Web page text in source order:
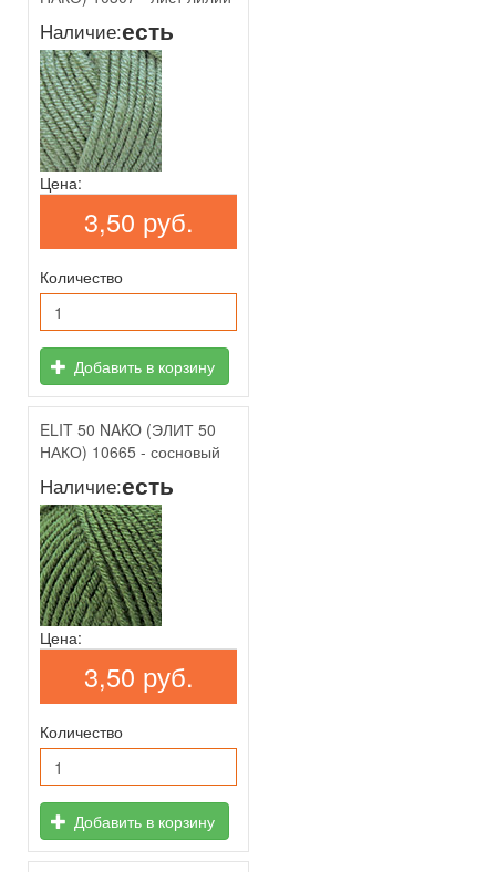
Наличие:есть
Цена:
3,50 руб.
Количество
Добавить в корзину
ELIT 50 NAKO (ЭЛИТ 50
НАКО) 10665 - сосновый
Наличие:есть
Цена:
3,50 руб.
Количество
Добавить в корзину